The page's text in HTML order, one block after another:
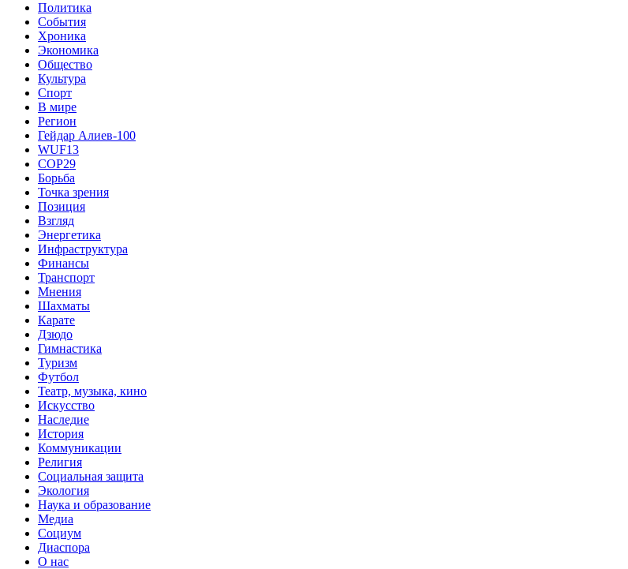
Политика
События
Хроника
Экономика
Общество
Культура
Спорт
В мире
Регион
Гейдар Алиев-100
WUF13
COP29
Борьба
Точка зрения
Позиция
Взгляд
Энергетика
Инфраструктура
Финансы
Транспорт
Мнения
Шахматы
Карате
Дзюдо
Гимнастика
Туризм
Футбол
Театр, музыка, кино
Искусство
Наследие
История
Коммуникации
Религия
Социальная защита
Экология
Наука и образование
Медиа
Социум
Диаспора
О нас